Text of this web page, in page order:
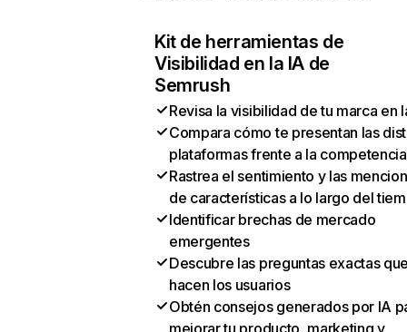
Kit de herramientas de
Visibilidad en la IA de
Semrush
Revisa la visibilidad de tu marca en
Compara cómo te presentan las
plataformas frente a la competencia
Rastrea el sentimiento y las
de características a lo largo del
Identificar brechas de mercado
emergentes
Descubre las preguntas exactas
hacen los usuarios
Obtén consejos generados por IA
mejorar tu producto, marketing y